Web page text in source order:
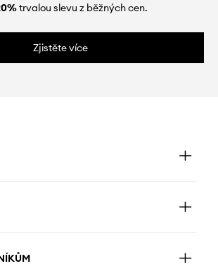
trvalou slevu z běžných cen.
Zjistěte více